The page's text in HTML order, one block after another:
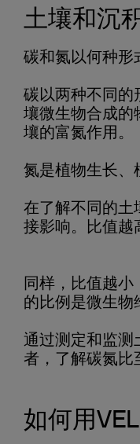
土壤和沉
碳和氮以何种形
碳以两种不同的
壤微生物合成的
壤的富氮作用。
氮是植物生长、
在了解不同的土
接影响。比值越
同样，比值越
的比例是微生物
通过测定和监测
者，了解碳氮比
如何用